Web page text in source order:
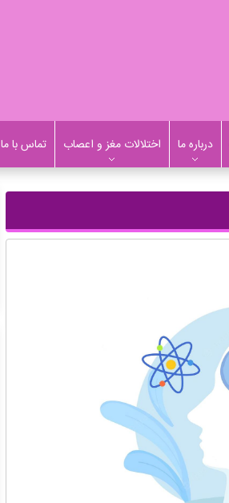
درباره ما اختلالات مغز و اعصاب تماس با ما